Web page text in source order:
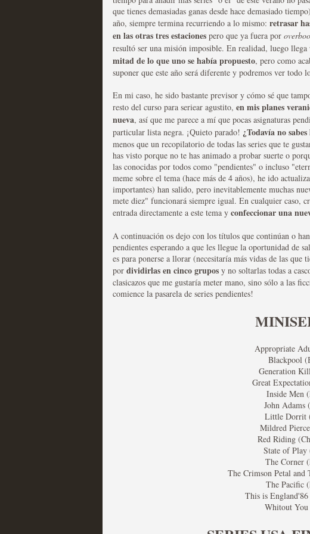
Las series disponibles en las
tienen fecha de caducidad
MOLTISANTI
Recomendación de la semana
La barrera de las 500 series al
desde Silicon Valley
MOLTISANTI
Mi experiencia como usuario
The Get Down o cómo acabar
series más caras de la historia
que tienes demasiadas ganas desde hace demasiado
año, siempre termina recurriendo a lo mismo: retrasar
en las otras tres estaciones pero que ya fuera por
resultó ser una misión imposible. En realidad, luego llega
mitad de lo que uno se había propuesto, pero como
suponer que este año será diferente y podremos ver todo
En mi caso, he sido bastante previsor y cómo sé que
resto del curso para seriear agustito, en mis planes
nueva, así que me parece a mí que pocas asignaturas
particular lista negra. ¡Quieto parado! ¿Todavía no
menos que un recopilatorio de todas las series que te
has visto porque no te has animado a probar suerte o
las conocidas por todos como "pendientes" o incluso
meme sobre el tema (hace más de 4 años), he ido
importantes) han salido, pero inevitablemente muchas
mete diez" funcionará siempre igual. En cualquier caso,
entrada directamente a este tema y confeccionar una
A continuación os dejo con los títulos que continúan o
pendientes esperando a que les llegue la oportunidad de
es para ponerse a llorar (necesitaría más vidas de las
por dividirlas en cinco grupos y no soltarlas todas a
clasicazos que me gustaría meter mano, sino sólo a las
comience la pasarela de series pendientes!
Appropriate
Blackpool
Generation
Great
Inside Men
John Adams
Little Dorrit
Mildred
Red Riding
State of Play
The Corner
The Crimson Petal and
The Pacific
This is
Whitout